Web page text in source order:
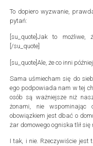
To dopiero wyzwanie,
pytań:
[su_quote]Jak to
[/su_quote]
[su_quote]Ale, że co inni
Sama uśmiecham się do
ego podpowiada nam w tej
osób są ważniejsze niż
żonami, nie wspominając
obowiązkiem jest dbać o
żar domowego ogniska tlił się
I tak, i nie. Rzeczywiście